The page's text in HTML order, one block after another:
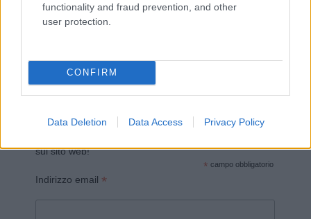
functionality and fraud prevention, and other
user protection.
CONFIRM
Data Deletion Data Access Privacy Policy
Invia un Comunicato Stampa|Pubblicità|
Iscriviti alla newsletter di Gallura Oggi e ricevi le nostre
sul sito web!
* campo obbligatorio
Indirizzo email *